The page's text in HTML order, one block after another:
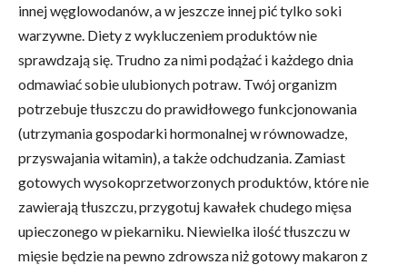
innej węglowodanów, a w jeszcze innej pić tylko soki
warzywne. Diety z wykluczeniem produktów nie
sprawdzają się. Trudno za nimi podążać i każdego dnia
odmawiać sobie ulubionych potraw. Twój organizm
potrzebuje tłuszczu do prawidłowego funkcjonowania
(utrzymania gospodarki hormonalnej w równowadze,
przyswajania witamin), a także odchudzania. Zamiast
gotowych wysokoprzetworzonych produktów, które nie
zawierają tłuszczu, przygotuj kawałek chudego mięsa
upieczonego w piekarniku. Niewielka ilość tłuszczu w
mięsie będzie na pewno zdrowsza niż gotowy makaron z